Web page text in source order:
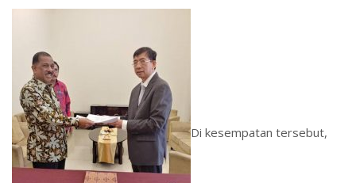
Di kesempatan tersebut,